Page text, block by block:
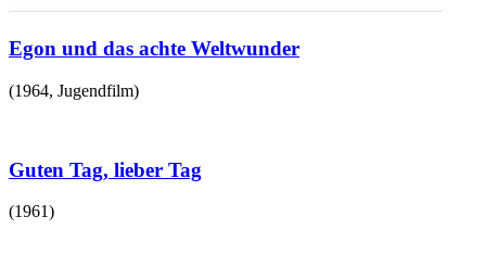
Egon und das achte Weltwunder
(1964, Jugendfilm)
Guten Tag, lieber Tag
(1961)